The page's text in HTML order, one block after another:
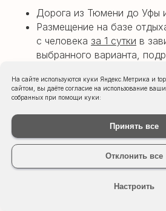
Дорога из Тюмени до Уфы
Размещение на базе
с человека за 1 сутки в
выбранного варианта,
На сайте используются куки Яндекс.Метрика и
сайтом, вы даёте согласие на использование
собранных при помощи куки:
Принять все
Отклонить все
Настроить